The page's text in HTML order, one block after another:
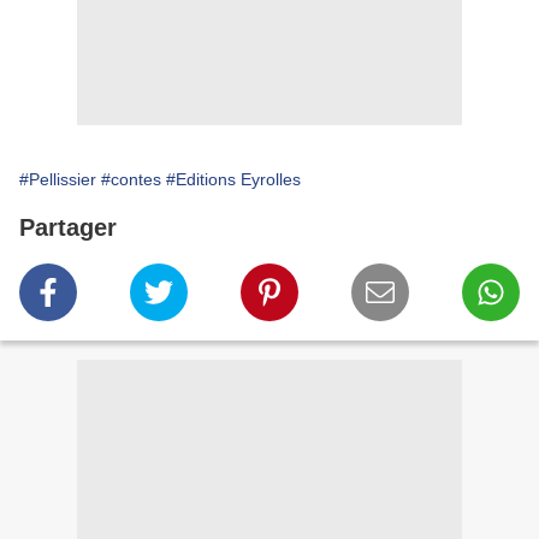
#Pellissier #contes #Editions Eyrolles
Partager